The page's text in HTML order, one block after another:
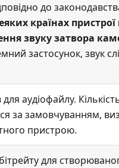
до
країнах
звуку затвора
застосунок, звук
аудіофайлу.
за замовчуванням,
пристрою.
для